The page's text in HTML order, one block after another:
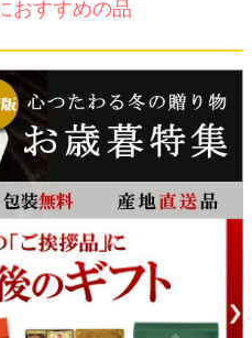
おすすめの品